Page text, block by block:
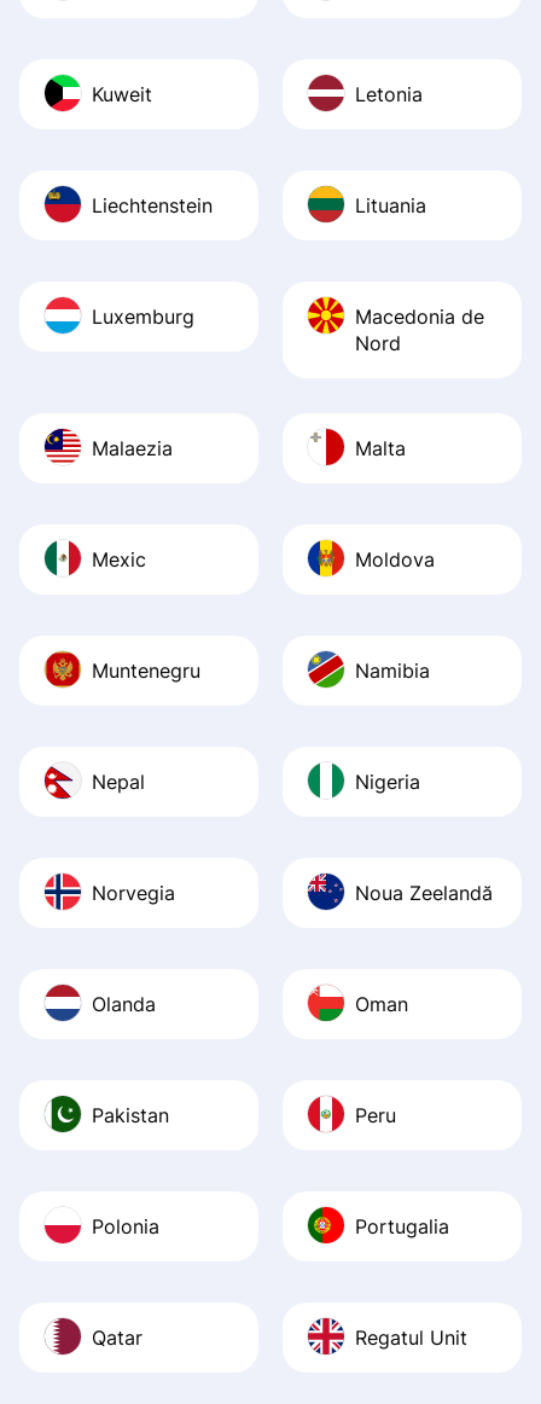
Kuweit Letonia
Liechtenstein Lituania
Luxemburg
Macedonia de
Nord
Malaezia Malta
Mexic Moldova
Muntenegru Namibia
Nepal Nigeria
Norvegia Noua Zeelandă
Olanda Oman
Pakistan Peru
Polonia Portugalia
Qatar Regatul Unit